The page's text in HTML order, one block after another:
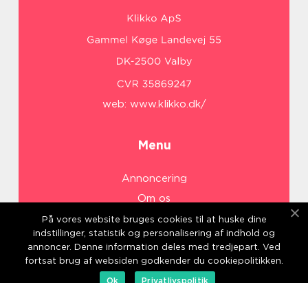
web: www.klikko.dk/
Menu
Annoncering
Om os
Cookies
Kontakt os
Sitemap
På vores website bruges cookies til at huske dine
indstillinger, statistik og personalisering af indhold og
annoncer. Denne information deles med tredjepart. Ved
fortsat brug af websiden godkender du cookiepolitikken.
Ok
Privatlivspolitik